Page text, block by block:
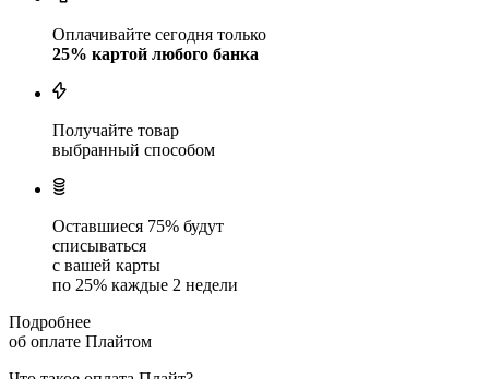
Оплачивайте сегодня только
25% картой любого банка
Получайте товар
выбранный способом
Оставшиеся 75% будут
списываться
с вашей карты
по 25% каждые 2 недели
Подробнее
об оплате Плайтом